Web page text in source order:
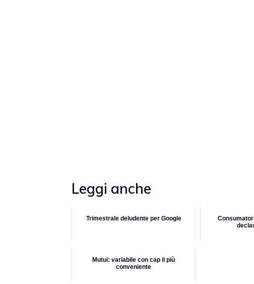
Leggi anche
Trimestrale deludente per Google
Mutui: variabile con cap il più
conveniente